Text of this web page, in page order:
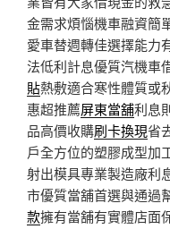
金需求煩惱機車融資簡
愛車替週轉佳選擇能力
法低利計息優質汽機車
貼熱敷適合寒性體質或
惠超推薦屏東當舖利息
品高價收購刷卡換現省
戶全方位的塑膠成型加
射出模具專業製造廠利
市優質當舖首選與通過
款擁有當舖有實體店面